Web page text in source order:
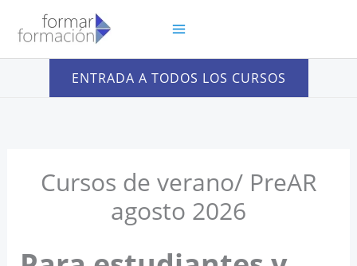
contenido
ENTRADA A TODOS LOS CURSOS
Cursos de verano/ PreAR
agosto 2026